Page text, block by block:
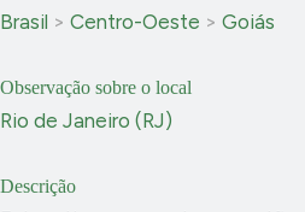
Brasil > Centro-Oeste > Goiás
Observação sobre o local
Rio de Janeiro (RJ)
Descrição